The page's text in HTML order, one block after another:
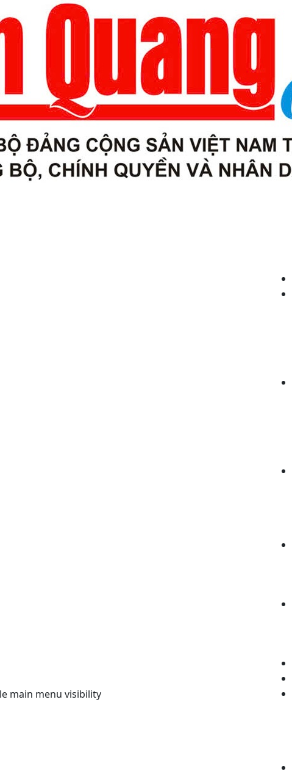
main menu visibility